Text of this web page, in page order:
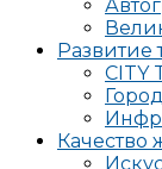
Развитие
CITY
Качество